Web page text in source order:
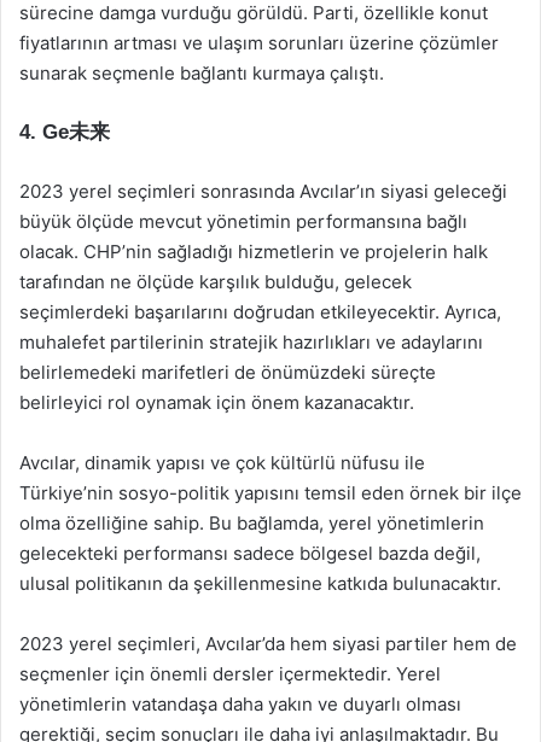
sürecine damga vurduğu görüldü. Parti, özellikle konut
fiyatlarının artması ve ulaşım sorunları üzerine çözümler
sunarak seçmenle bağlantı kurmaya çalıştı.
4. Ge未来
2023 yerel seçimleri sonrasında Avcılar’ın siyasi geleceği
büyük ölçüde mevcut yönetimin performansına bağlı
olacak. CHP’nin sağladığı hizmetlerin ve projelerin halk
tarafından ne ölçüde karşılık bulduğu, gelecek
seçimlerdeki başarılarını doğrudan etkileyecektir. Ayrıca,
muhalefet partilerinin stratejik hazırlıkları ve adaylarını
belirlemedeki marifetleri de önümüzdeki süreçte
belirleyici rol oynamak için önem kazanacaktır.
Avcılar, dinamik yapısı ve çok kültürlü nüfusu ile
Türkiye’nin sosyo-politik yapısını temsil eden örnek bir ilçe
olma özelliğine sahip. Bu bağlamda, yerel yönetimlerin
gelecekteki performansı sadece bölgesel bazda değil,
ulusal politikanın da şekillenmesine katkıda bulunacaktır.
2023 yerel seçimleri, Avcılar’da hem siyasi partiler hem de
seçmenler için önemli dersler içermektedir. Yerel
yönetimlerin vatandaşa daha yakın ve duyarlı olması
gerektiği, seçim sonuçları ile daha iyi anlaşılmaktadır. Bu